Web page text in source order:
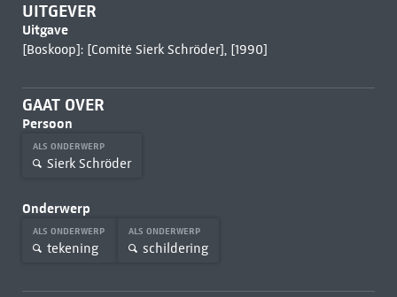
UITGEVER
Uitgave
[Boskoop]: [Comité Sierk Schröder], [1990]
GAAT OVER
Persoon
ALS ONDERWERP
Sierk Schröder
Onderwerp
ALS ONDERWERP
tekening
ALS ONDERWERP
schildering